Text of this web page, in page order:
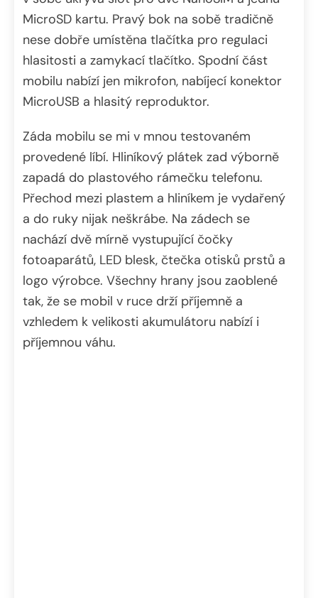
MicroSD kartu. Pravý bok na sobě tradičně
nese dobře umístěna tlačítka pro regulaci
hlasitosti a zamykací tlačítko. Spodní část
mobilu nabízí jen mikrofon, nabíjecí konektor
MicroUSB a hlasitý reproduktor.
Záda mobilu se mi v mnou testovaném
provedené líbí. Hliníkový plátek zad výborně
zapadá do plastového rámečku telefonu.
Přechod mezi plastem a hliníkem je vydařený
a do ruky nijak neškrábe. Na zádech se
nachází dvě mírně vystupující čočky
fotoaparátů, LED blesk, čtečka otisků prstů a
logo výrobce. Všechny hrany jsou zaoblené
tak, že se mobil v ruce drží příjemně a
vzhledem k velikosti akumulátoru nabízí i
příjemnou váhu.